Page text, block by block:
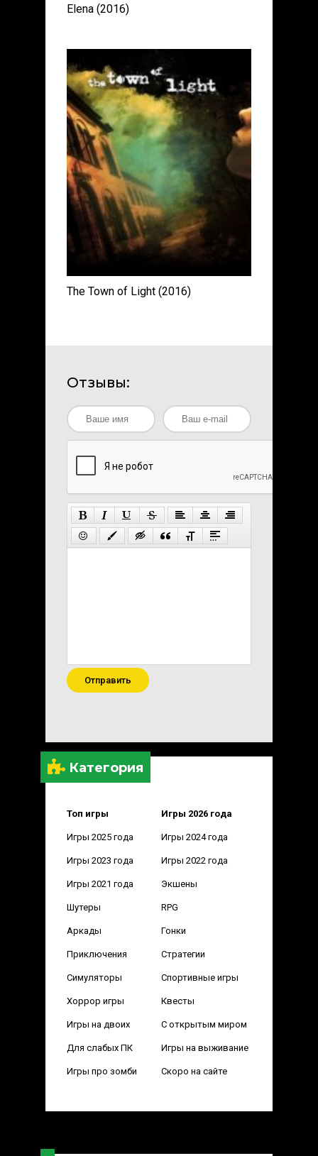
Категория
Топ игры Игры 2026 года
Игры 2025 года Игры 2024 года
Игры 2023 года Игры 2022 года
Игры 2021 года Экшены
Шутеры RPG
Аркады Гонки
Приключения Стратегии
Симуляторы Спортивные игры
Хоррор игры Квесты
Игры на двоих С открытым миром
Для слабых ПК Игры на выживание
Игры про зомби Скоро на сайте
Elena (2016)
The Town of Light (2016)
Отзывы:
Отправить